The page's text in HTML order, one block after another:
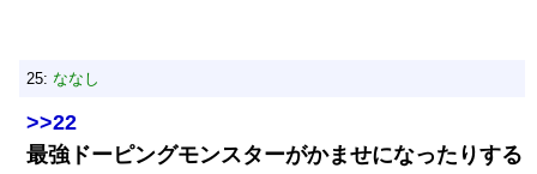
25: ななし
>>22
最強ドーピングモンスターがかませになったりする